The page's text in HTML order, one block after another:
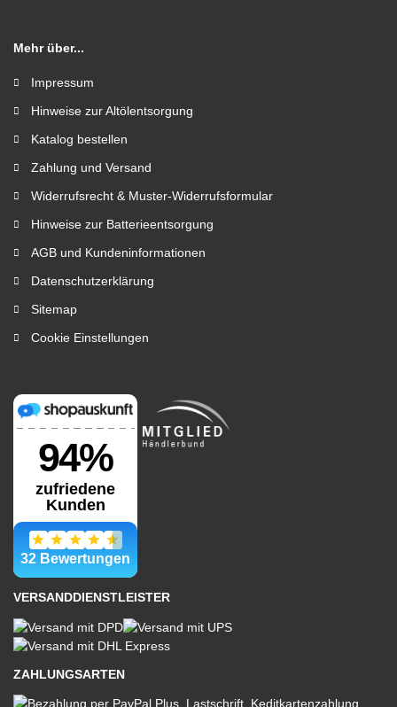
Mehr über...
Impressum
Hinweise zur Altölentsorgung
Katalog bestellen
Zahlung und Versand
Widerrufsrecht & Muster-Widerrufsformular
Hinweise zur Batterieentsorgung
AGB und Kundeninformationen
Datenschutzerklärung
Sitemap
Cookie Einstellungen
VERSANDDIENSTLEISTER
ZAHLUNGSARTEN